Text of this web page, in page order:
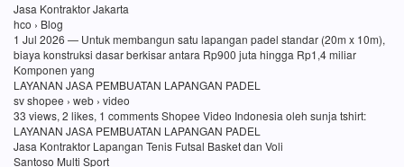
Jasa Kontraktor Jakarta
hco › Blog
1 Jul 2026 — Untuk membangun satu lapangan padel standar (20m x 10m),
biaya konstruksi dasar berkisar antara Rp900 juta hingga Rp1,4 miliar
Komponen yang
LAYANAN JASA PEMBUATAN LAPANGAN PADEL
sv shopee › web › video
33 views, 2 likes, 1 comments Shopee Video Indonesia oleh sunja tshirt:
LAYANAN JASA PEMBUATAN LAPANGAN PADEL
Jasa Kontraktor Lapangan Tenis Futsal Basket dan Voli
Santoso Multi Sport